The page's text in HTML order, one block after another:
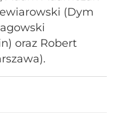
(Dym
oraz Robert